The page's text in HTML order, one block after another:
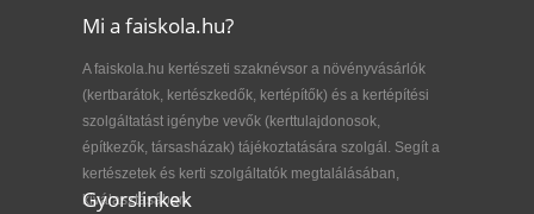
Mi a faiskola.hu?
A faiskola.hu kertészeti szaknévsor a növényvásárlók
(kertbarátok, kertészkedők, kertépítők) és a kertépítési
szolgáltatást igénybe vevők (kerttulajdonosok,
építkezők, társasházak) tájékoztatására szolgál. Segít a
kertészetek és kerti szolgáltatók megtalálásában,
kiválasztásában.
Gyorslinkek